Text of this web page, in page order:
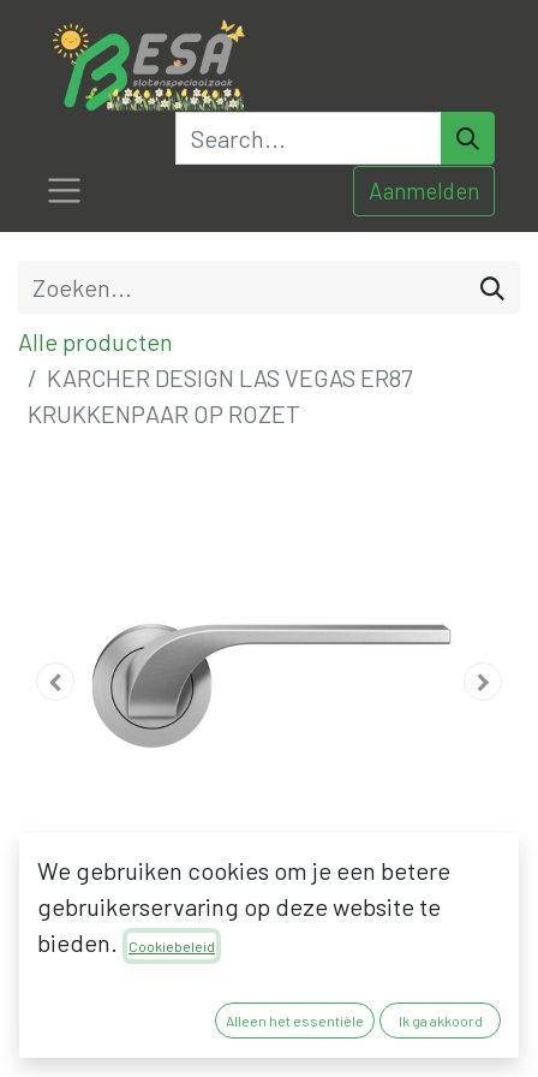
Aanmelden
Alle producten
KARCHER DESIGN LAS VEGAS ER87
KRUKKENPAAR OP ROZET
KARCHER DESIGN LAS
VEGAS ER87
We gebruiken cookies om je een betere
gebruikerservaring op deze website te
bieden.
Cookiebeleid
Alleen het essentiële Ik ga akkoord